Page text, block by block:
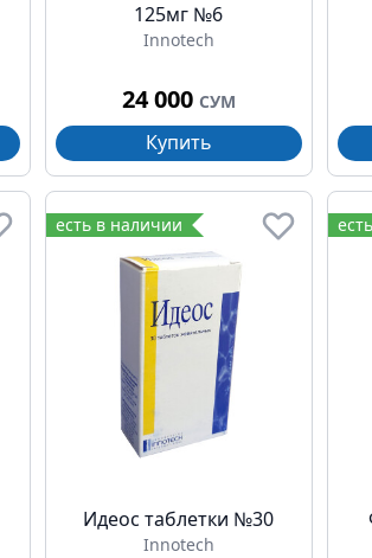
125мг №6
Innotech
24 000 СУМ
Купить
есть в наличии
Идеос таблетки №30
Innotech